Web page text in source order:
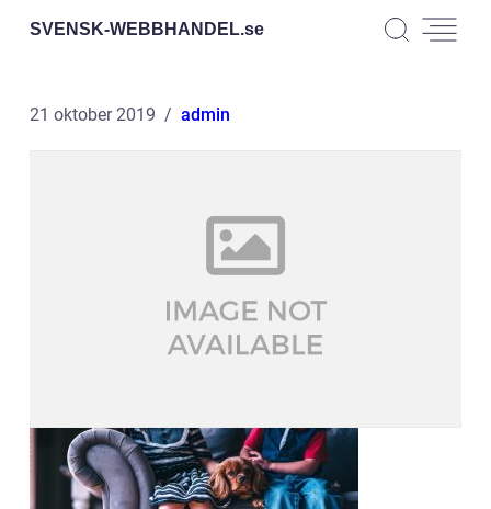
SVENSK-WEBBHANDEL.se
21 oktober 2019 admin